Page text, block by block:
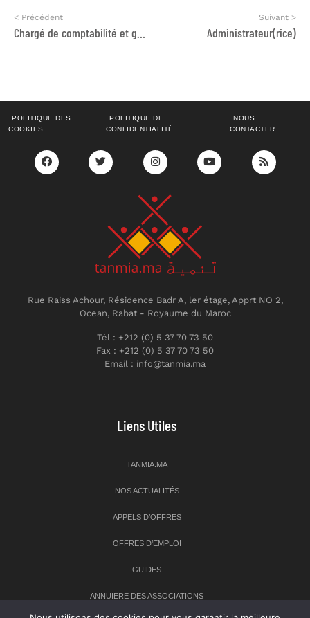
< Précédent Suivant >
Administrateur(rice)
POLITIQUE DES
COOKIES
POLITIQUE DE
CONFIDENTIALITÉ
NOUS
CONTACTER
Rue Raiss Achour, Résidence Badr A, ler étage, Apprt NO 2,
Ocean, Rabat - Royaume du Maroc
Tél : +212 (0) 5 37 70 73 50
Fax : +212 (0) 5 37 70 73 50
Email : info@tanmia.ma
Liens Utiles
TANMIA.MA
NOS ACTUALITÉS
APPELS D’OFFRES
OFFRES D’EMPLOI
GUIDES
ANNUIERE DES ASSOCIATIONS